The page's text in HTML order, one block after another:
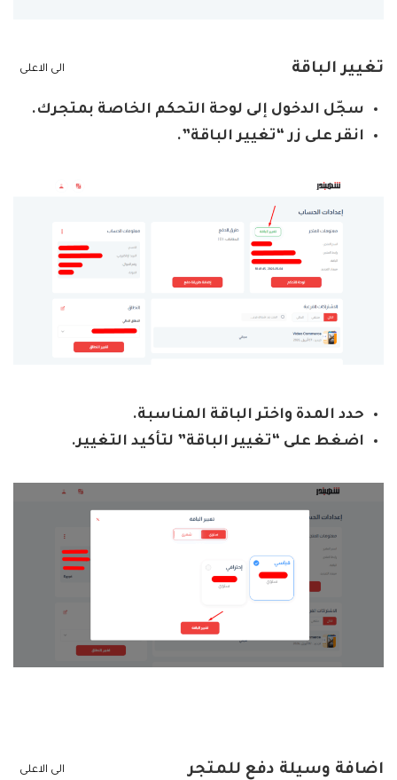
تغيير الباقة الى الاعلى
سجّل الدخول إلى لوحة التحكم الخاصة بمتجرك.
انقر على زر “تغيير الباقة”.
حدد المدة واختر الباقة المناسبة.
اضغط على “تغيير الباقة” لتأكيد التغيير.
اضافة وسيلة دفع للمتجر الى الاعلى